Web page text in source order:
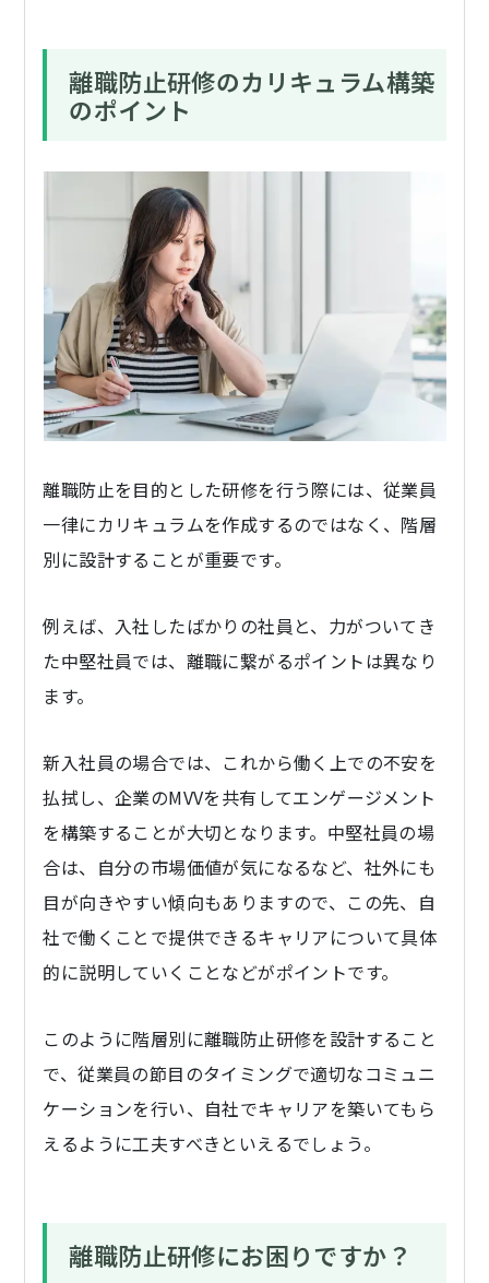
離職防止研修のカリキュラム構築
のポイント
離職防止を目的とした研修を行う際には、従業員
一律にカリキュラムを作成するのではなく、階層
別に設計することが重要です。
例えば、入社したばかりの社員と、力がついてき
た中堅社員では、離職に繋がるポイントは異なり
ます。
新入社員の場合では、これから働く上での不安を
払拭し、企業のMVVを共有してエンゲージメント
を構築することが大切となります。中堅社員の場
合は、自分の市場価値が気になるなど、社外にも
目が向きやすい傾向もありますので、この先、自
社で働くことで提供できるキャリアについて具体
的に説明していくことなどがポイントです。
このように階層別に離職防止研修を設計すること
で、従業員の節目のタイミングで適切なコミュニ
ケーションを行い、自社でキャリアを築いてもら
えるように工夫すべきといえるでしょう。
離職防止研修にお困りですか？